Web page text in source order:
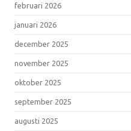
februari 2026
januari 2026
december 2025
november 2025
oktober 2025
september 2025
augusti 2025